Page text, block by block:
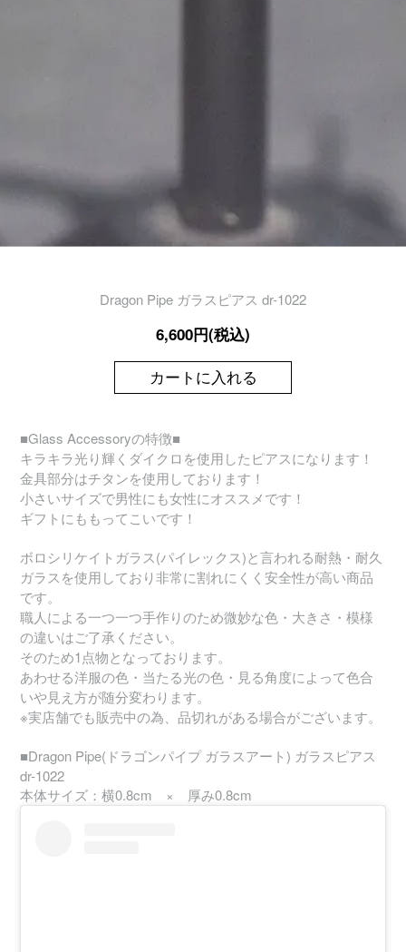
Dragon Pipe ガラスピアス dr-1022
6,600円(税込)
カートに入れる
■Glass Accessoryの特徴■
キラキラ光り輝くダイクロを使用したピアスになります！
金具部分はチタンを使用しております！
小さいサイズで男性にも女性にオススメです！
ギフトにももってこいです！
ボロシリケイトガラス(パイレックス)と言われる耐熱・耐久
ガラスを使用しており非常に割れにくく安全性が高い商品
です。
職人による一つ一つ手作りのため微妙な色・大きさ・模様
の違いはご了承ください。
そのため1点物となっております。
あわせる洋服の色・当たる光の色・見る角度によって色合
いや見え方が随分変わります。
※実店舗でも販売中の為、品切れがある場合がございます。
■Dragon Pipe(ドラゴンパイプ ガラスアート) ガラスピアス
dr-1022
本体サイズ：横0.8cm × 厚み0.8cm